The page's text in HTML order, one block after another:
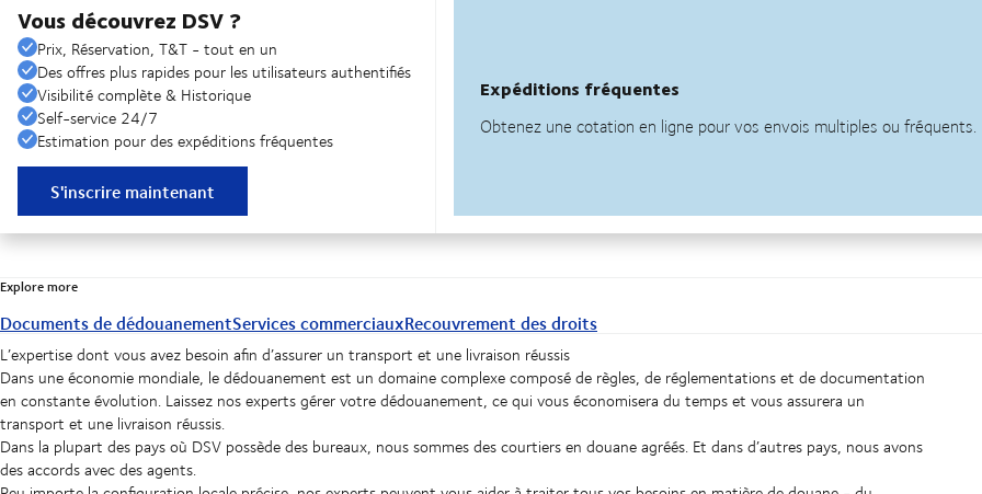
Vous découvrez DSV ?
Prix, Réservation, T&T - tout en un
Des offres plus rapides pour les utilisateurs authentifiés
Visibilité complète & Historique
Self-service 24/7
Estimation pour des expéditions fréquentes
S'inscrire maintenant
Explore more
Documents de dédouanementServices commerciauxRecouvrement des droits
L’expertise dont vous avez besoin afin d’assurer un transport et une livraison réussis
Dans une économie mondiale, le dédouanement est un domaine complexe composé de règles, de réglementations et de documentation
en constante évolution. Laissez nos experts gérer votre dédouanement, ce qui vous économisera du temps et vous assurera un
transport et une livraison réussis.
Dans la plupart des pays où DSV possède des bureaux, nous sommes des courtiers en douane agréés. Et dans d’autres pays, nous avons
des accords avec des agents.